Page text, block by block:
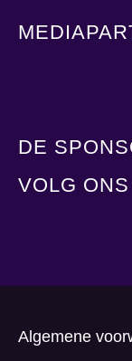
DE
VOLG
Algemene